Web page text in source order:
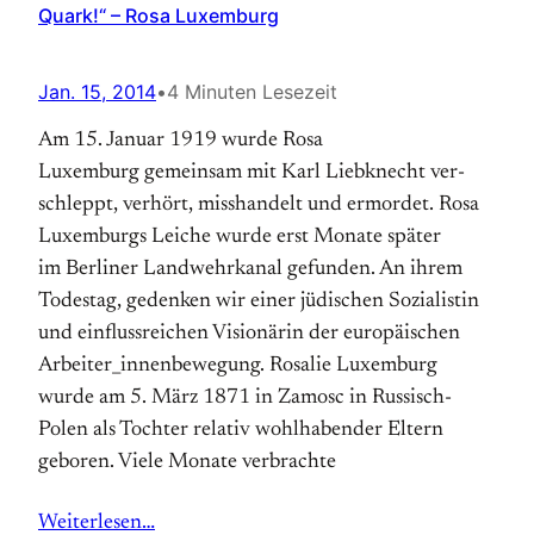
Quark!“ – Rosa Luxemburg
Jan. 15, 2014•4 Minuten Lesezeit
Am 15. Januar 1919 wurde Rosa
Luxemburg gemeinsam mit Karl Liebknecht ver­
schleppt, verhört, misshandelt und ermordet. Rosa
Luxemburgs Leiche wurde erst Monate später
im Berliner Land­wehr­kanal gefunden. An ihrem
Todes­tag, gedenken wir einer jüdischen Sozialistin
und einfluss­reichen Visionärin der europäischen
Arbeiter_innen­bewegung. Rosalie Luxemburg
wurde am 5. März 1871 in Zamosc in Russisch-
Polen als Tochter relativ wohl­habender Eltern
geboren. Viele Monate verbrachte
Weiterlesen…